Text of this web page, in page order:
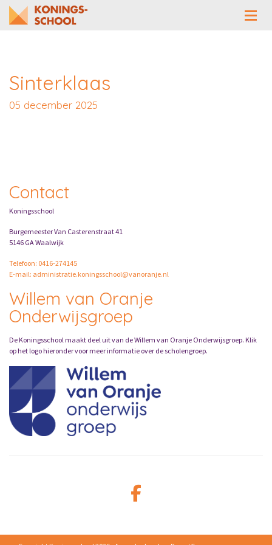
Sinterklaas
05 december 2025
Contact
Koningsschool
Burgemeester Van Casterenstraat 41
5146 GA Waalwijk
Telefoon: 0416-274145
E-mail: administratie.koningsschool@vanoranje.nl
Willem van Oranje
Onderwijsgroep
De Koningsschool maakt deel uit van de Willem van Oranje Onderwijsgroep. Klik
op het logo hieronder voor meer informatie over de scholengroep.